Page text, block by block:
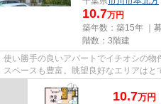
10.7万円
築年数：築15年 ｜
階数：3階建
使い勝手の良いアパートでイチオシの
スペースも豊富。眺望良好なエリアは
内ごみ置き場があるので、忙...
10.7万円